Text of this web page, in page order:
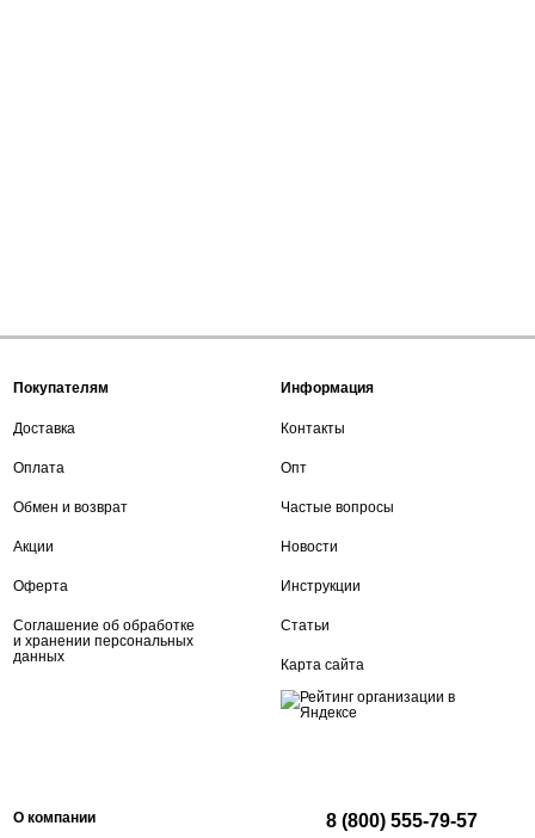
Покупателям
Доставка
Оплата
Обмен и возврат
Акции
Оферта
Соглашение об обработке
и хранении персональных
данных
Информация
Контакты
Опт
Частые вопросы
Новости
Инструкции
Статьи
Карта сайта
О компании 8 (800) 555-79-57